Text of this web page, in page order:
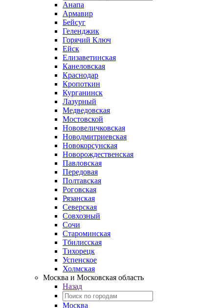
Анапа
Армавир
Бейсуг
Геленджик
Горячий Ключ
Ейск
Елизаветинская
Канеловская
Краснодар
Кропоткин
Курганинск
Лазурный
Медведовская
Мостовской
Нововеличковская
Новодмитриевская
Новокорсунская
Новорождественская
Павловская
Передовая
Полтавская
Роговская
Рязанская
Северская
Совхозный
Сочи
Староминская
Тбилисская
Тихорецк
Успенское
Холмская
Москва и Московская область
Назад
Москва